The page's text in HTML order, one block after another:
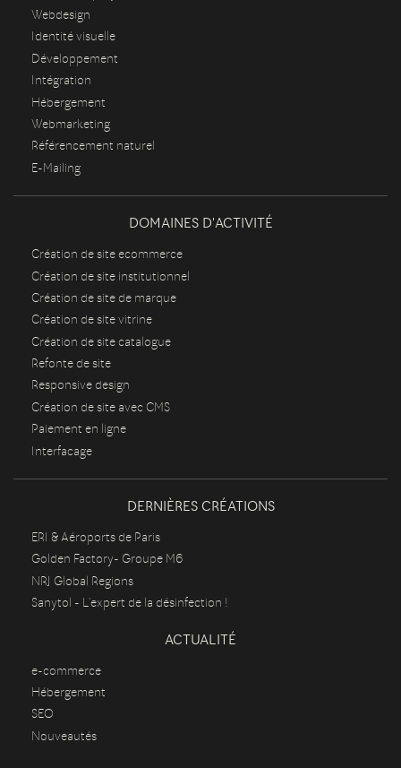
Webdesign
Identité visuelle
Développement
Intégration
Hébergement
Webmarketing
Référencement naturel
E-Mailing
DOMAINES D'ACTIVITÉ
Création de site ecommerce
Création de site institutionnel
Création de site de marque
Création de site vitrine
Création de site catalogue
Refonte de site
Responsive design
Création de site avec CMS
Paiement en ligne
Interfacage
DERNIÈRES CRÉATIONS
ERI & Aéroports de Paris
Golden Factory- Groupe M6
NRJ Global Regions
Sanytol - L'expert de la désinfection !
ACTUALITÉ
e-commerce
Hébergement
SEO
Nouveautés